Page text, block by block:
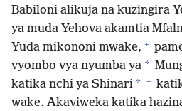
Babiloni alikuja na kuzingira
ya muda Yehova akamtia
Yuda mikononi mwake, +
vyombo vya nyumba ya *
katika nchi ya Shinari * +
wake. Akaviweka katika